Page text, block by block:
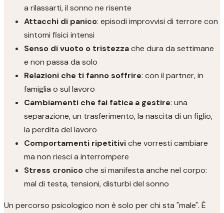
a rilassarti, il sonno ne risente
Attacchi di panico: episodi improvvisi di terrore con
sintomi fisici intensi
Senso di vuoto o tristezzache dura da settimane
e non passa da solo
Relazioni che ti fanno soffrire: con il partner, in
famiglia o sul lavoro
Cambiamenti che fai fatica a gestire: una
separazione, un trasferimento, la nascita di un figlio,
la perdita del lavoro
Comportamenti ripetitiviche vorresti cambiare
ma non riesci a interrompere
Stress cronicoche si manifesta anche nel corpo:
mal di testa, tensioni, disturbi del sonno
Un percorso psicologico non è solo per chi sta "male". È